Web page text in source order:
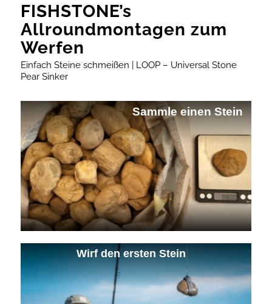
FISHSTONE’s
Allroundmontagen zum
Werfen
Einfach Steine schmeißen | LOOP – Universal Stone
Pear Sinker
Sammle einen Stein
Wirf den ersten Stein